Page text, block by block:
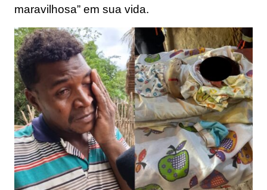
maravilhosa” em sua vida.